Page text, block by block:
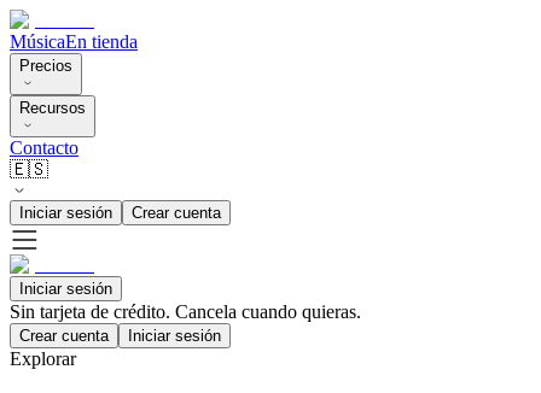
MúsicaEn tienda
Precios
Recursos
Contacto
🇪🇸
Iniciar sesión Crear cuenta
Iniciar sesión
Sin tarjeta de crédito. Cancela cuando quieras.
Crear cuenta Iniciar sesión
Explorar